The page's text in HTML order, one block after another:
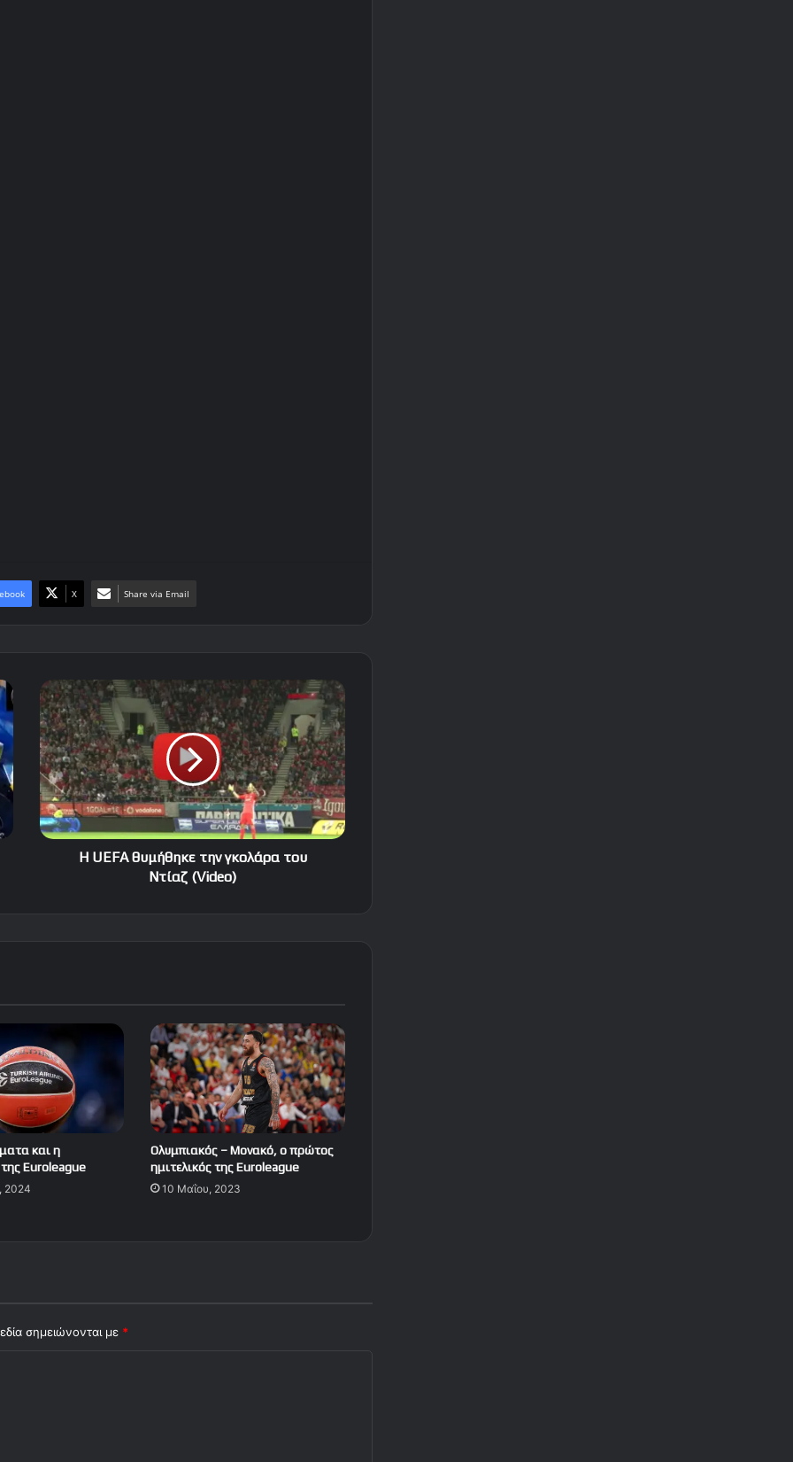
X Share via Email
H
UEFA
θυμήθηκε
την
γκολάρα
του
Ντίαζ
(Video)
H UEFA θυμήθηκε την γκολάρα του
Ντίαζ (Video)
και η
Euroleague
2024
Ολυμπιακός – Μονακό, ο πρώτος
ημιτελικός της Euroleague
10 Μαΐου, 2023
σημειώνονται με *